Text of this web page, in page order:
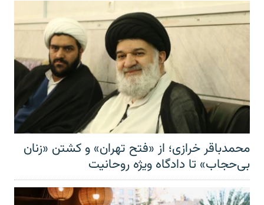
محمدباقر خرازی؛ از «فتح تهران» و کشتن «زنان
بی‌حجاب» تا دادگاه ویژه روحانیت